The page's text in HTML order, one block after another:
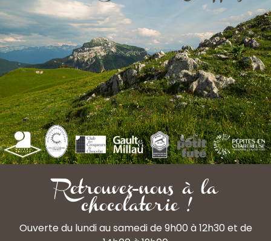
Retrouvez-nous à la
chocolaterie !
Ouverte du lundi au samedi de 9h00 à 12h30 et de